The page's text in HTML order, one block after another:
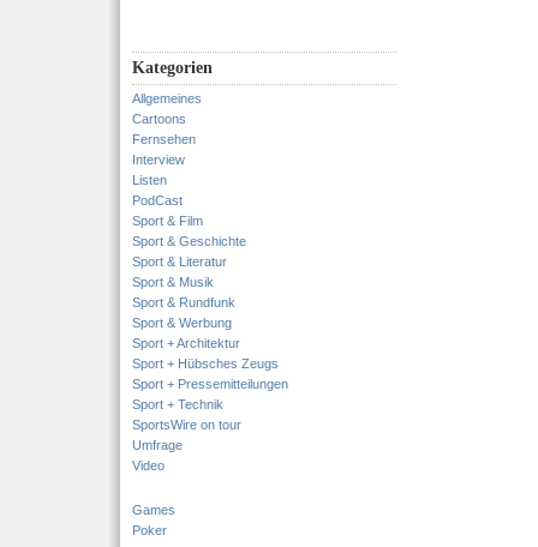
Kategorien
Allgemeines
Cartoons
Fernsehen
Interview
Listen
PodCast
Sport & Film
Sport & Geschichte
Sport & Literatur
Sport & Musik
Sport & Rundfunk
Sport & Werbung
Sport + Architektur
Sport + Hübsches Zeugs
Sport + Pressemitteilungen
Sport + Technik
SportsWire on tour
Umfrage
Video
Games
Poker